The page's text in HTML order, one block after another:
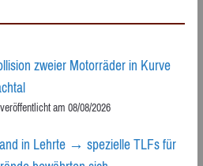
zweier Motorräder in Kurve
veröffentlicht am 08/08/2026
in Lehrte → spezielle TLFs für